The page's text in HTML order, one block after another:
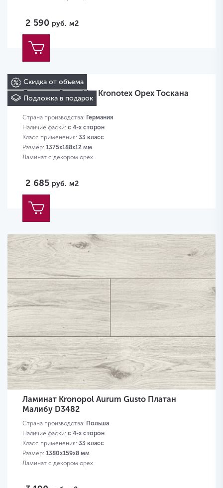
2 590 руб. м2
Скидка от объема
Подложка в подарок
Ламинат Jangal by Kronotex Орех Тоскана
3070
Страна производства: Германия
Наличие фаски: с 4-х сторон
Класс применения: 33 класс
Размер: 1375х188х12 мм
Ламинат с декором орех
2 685 руб. м2
Ламинат Kronopol Aurum Gusto Платан
Малибу D3482
Страна производства: Польша
Наличие фаски: с 4-х сторон
Класс применения: 33 класс
Размер: 1380х159х8 мм
Ламинат с декором орех